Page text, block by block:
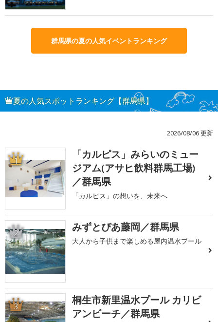
群馬県の夏の人気イベントランキング
夏の人気スポットランキング【群馬県】
2026/08/06 更新
1
「カルピス」みらいのミュー
ジアム(アサヒ飲料群馬工場)
／群馬県
「カルピス」の想いを、未来へ
2 みずとぴあ藤岡／群馬県
大人から子供まで楽しめる屋内温水プール
3
桐生市新里温水プール カリビ
アンビーチ／群馬県